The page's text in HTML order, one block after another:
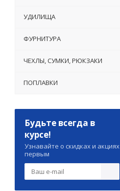
УДИЛИЩА
ФУРНИТУРА
ЧЕХЛЫ, СУМКИ, РЮКЗАКИ
ПОПЛАВКИ
Будьте всегда в
курсе!
Узнавайте о скидках и акциях
первым